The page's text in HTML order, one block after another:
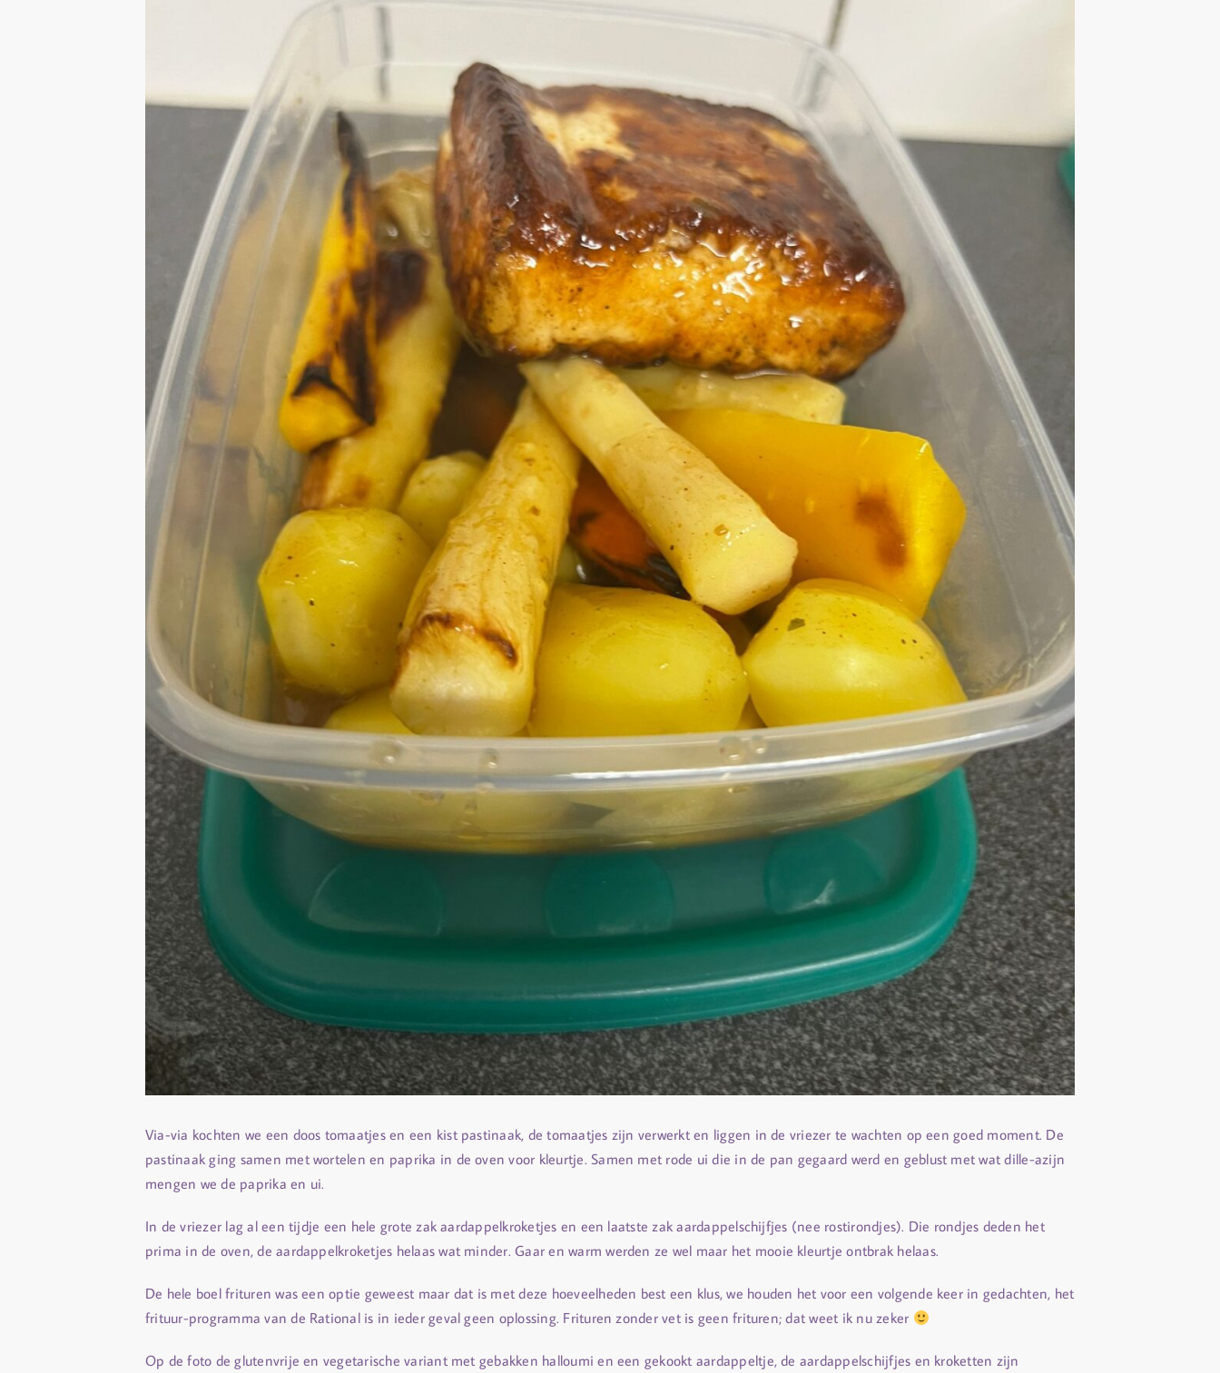
Via-via kochten we een doos tomaatjes en een kist pastinaak, de tomaatjes zijn verwerkt en liggen in de vriezer te wachten op een goed moment. De
pastinaak ging samen met wortelen en paprika in de oven voor kleurtje. Samen met rode ui die in de pan gegaard werd en geblust met wat dille-azijn
mengen we de paprika en ui.
In de vriezer lag al een tijdje een hele grote zak aardappelkroketjes en een laatste zak aardappelschijfjes (nee rostirondjes). Die rondjes deden het
prima in de oven, de aardappelkroketjes helaas wat minder. Gaar en warm werden ze wel maar het mooie kleurtje ontbrak helaas.
De hele boel frituren was een optie geweest maar dat is met deze hoeveelheden best een klus, we houden het voor een volgende keer in gedachten, het
frituur-programma van de Rational is in ieder geval geen oplossing. Frituren zonder vet is geen frituren; dat weet ik nu zeker
Op de foto de glutenvrije en vegetarische variant met gebakken halloumi en een gekookt aardappeltje, de aardappelschijfjes en kroketten zijn